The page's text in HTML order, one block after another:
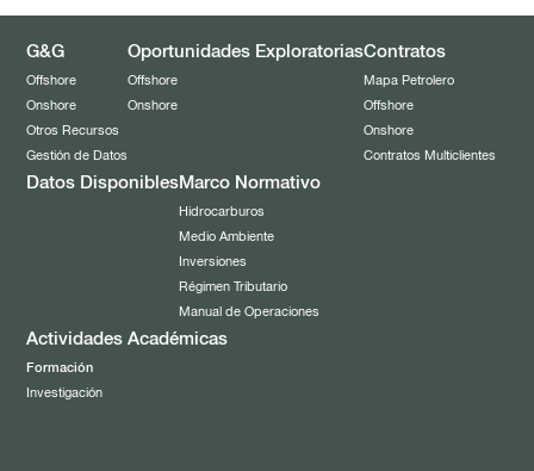
G&G
Offshore
Onshore
Otros Recursos
Gestión de Datos
Oportunidades Exploratorias
Offshore
Onshore
Contratos
Mapa Petrolero
Offshore
Onshore
Contratos Multiclientes
Datos Disponibles Marco Normativo
Hidrocarburos
Medio Ambiente
Inversiones
Régimen Tributario
Manual de Operaciones
Actividades Académicas
Formación
Investigación